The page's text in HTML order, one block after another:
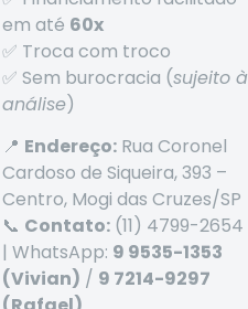
em até 60x
✅ Troca com troco
✅ Sem burocracia (sujeito à
análise)
📍 Endereço:Rua Coronel
Cardoso de Siqueira, 393 –
Centro, Mogi das Cruzes/SP
📞 Contato:(11) 4799-2654
| WhatsApp: 9 9535-1353
(Vivian) / 9 7214-9297